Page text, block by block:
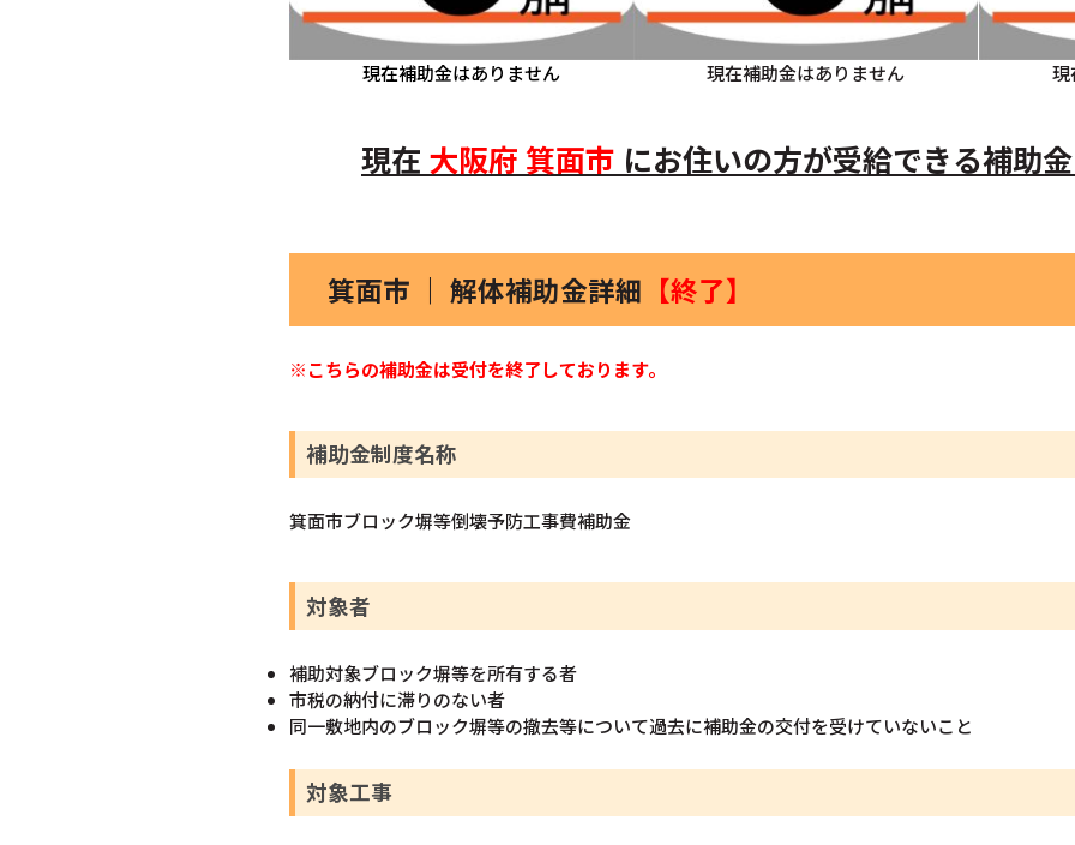
現在補助金はありません 現在補助金はありません 現
現在 大阪府 箕面市 にお住いの方が受給できる補助
箕面市 ｜ 解体補助金詳細 【終了】
※こちらの補助金は受付を終了しております。
補助金制度名称
箕面市ブロック塀等倒壊予防工事費補助金
対象者
補助対象ブロック塀等を所有する者
市税の納付に滞りのない者
同一敷地内のブロック塀等の撤去等について過去に補助金の交付を受けていないこと
対象工事